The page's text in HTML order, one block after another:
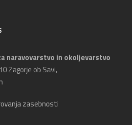
naravovarstvo in okoljevarstvo
Zagorje ob Savi,
zasebnosti